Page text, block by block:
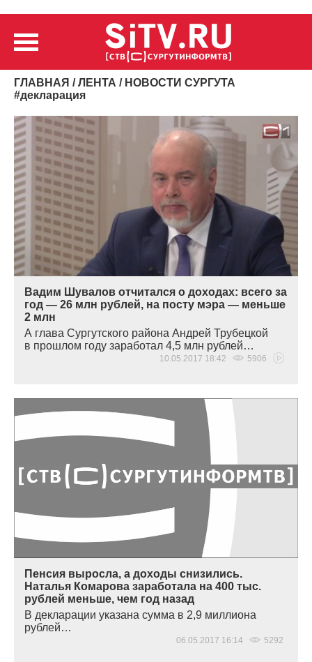
ГЛАВНАЯ /ЛЕНТА / НОВОСТИ СУРГУТА
#декларация
Вадим Шувалов отчитался о доходах: всего за
год — 26 млн рублей, на посту мэра — меньше
2 млн
А глава Сургутского района Андрей Трубецкой
в прошлом году заработал 4,5 млн рублей…
10.05.2017 18:42 5906
Пенсия выросла, а доходы снизились.
Наталья Комарова заработала на 400 тыс.
рублей меньше, чем год назад
В декларации указана сумма в 2,9 миллиона
рублей…
06.05.2017 16:14 5292